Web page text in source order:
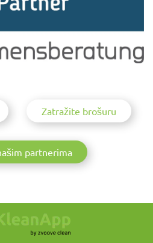
Zatražite brošuru
partnerima